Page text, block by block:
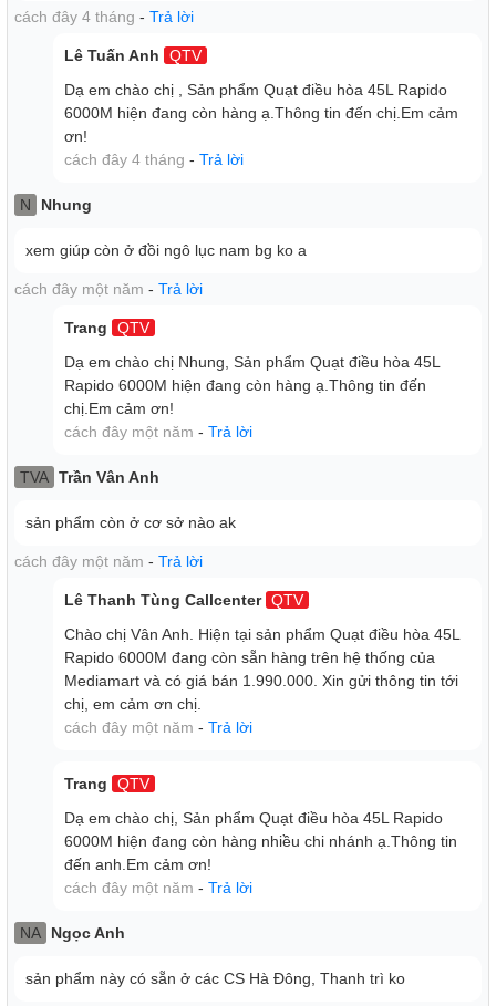
tốc độ gió, 1 chế độ gió
phục vụ tốt theo nhu cầu và thời điểm sử dụng trong ngày.
Chế độ gió tự nhiên khoan khoái với lưu lượng gió luân
dễ chịu hơn, an lành hơn.
Quạt hơi nước Rapido có chế độ hẹn giờ tắt hữu ích cho
nhu cầu sử dụng ngắn như giấc ngủ trưa gia đình, hoặc
chủ động thời gian dùng quạt vào ban đêm.
Ngoài ra, kèm theo remote điều khiển từ xa thông minh, tiện
lợi, hỗ trợ người dùng tích cực hơn.
- Quạt điều hòa chỉ có khả năng làm mát không khí, không
có khả năng làm lạnh như điều hòa.
- Để quạt ở góc phòng sẽ giúp hơi gió được lan tỏa khắp
gian phòng, mang đến luồng gió tự nhiên tốt cho sức khỏe.
- Đặt quạt cách tường tối thiểu 20 cm để quạt có không gian
lấy gió.
- Vệ sinh quạt thường xuyên và nước trong bình chứa là
nước sạch, tránh để vi khuẩn có thể phát triển gây mùi hôi,
cách đây 4 tháng - Trả lời
Lê Tuấn Anh
QTV
Dạ em chào chị , Sản phẩm Quạt điều hòa 45L Rapido
6000M hiện đang còn hàng ạ.Thông tin đến chị.Em cảm
ơn!
cách đây 4 tháng - Trả lời
N Nhung
xem giúp còn ở đồi ngô lục nam bg ko a
cách đây một năm - Trả lời
Trang
QTV
Dạ em chào chị Nhung, Sản phẩm Quạt điều hòa 45L
Rapido 6000M hiện đang còn hàng ạ.Thông tin đến
chị.Em cảm ơn!
cách đây một năm - Trả lời
TVA Trần Vân Anh
sản phẩm còn ở cơ sở nào ak
cách đây một năm - Trả lời
Lê Thanh Tùng Callcenter QTV
Chào chị Vân Anh. Hiện tại sản phẩm Quạt điều hòa 45L
Rapido 6000M đang còn sẵn hàng trên hệ thống của
Mediamart và có giá bán 1.990.000. Xin gửi thông tin tới
chị, em cảm ơn chị.
cách đây một năm - Trả lời
Trang
QTV
Dạ em chào chị, Sản phẩm Quạt điều hòa 45L Rapido
6000M hiện đang còn hàng nhiều chi nhánh ạ.Thông tin
đến anh.Em cảm ơn!
cách đây một năm - Trả lời
NA Ngọc Anh
sản phẩm này có sẵn ở các CS Hà Đông, Thanh trì ko